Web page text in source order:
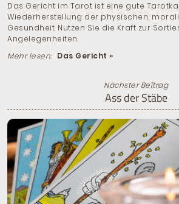
Das Gericht im Tarot ist eine gute
Wiederherstellung der physischen,
Gesundheit. Nutzen Sie die Kraft zur
Angelegenheiten.
Mehr lesen: Das Gericht »
Nächster Beitrag
Ass der Stäbe